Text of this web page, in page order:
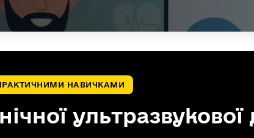
НАВИЧКАМИ
ультразвукової